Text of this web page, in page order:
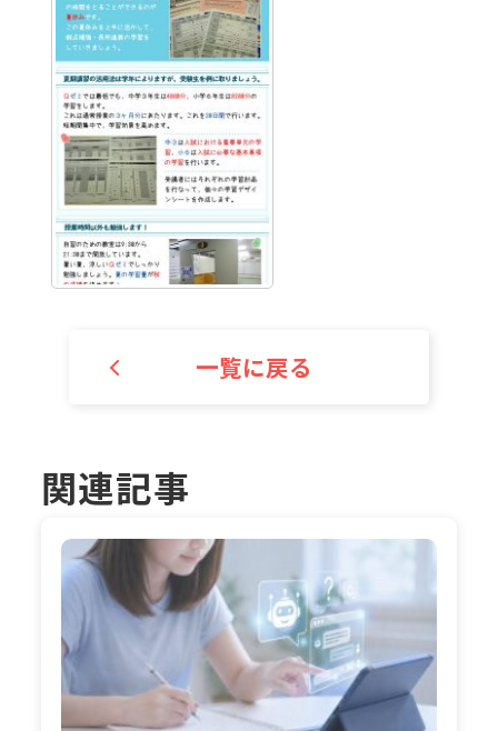
一覧に戻る
関連記事